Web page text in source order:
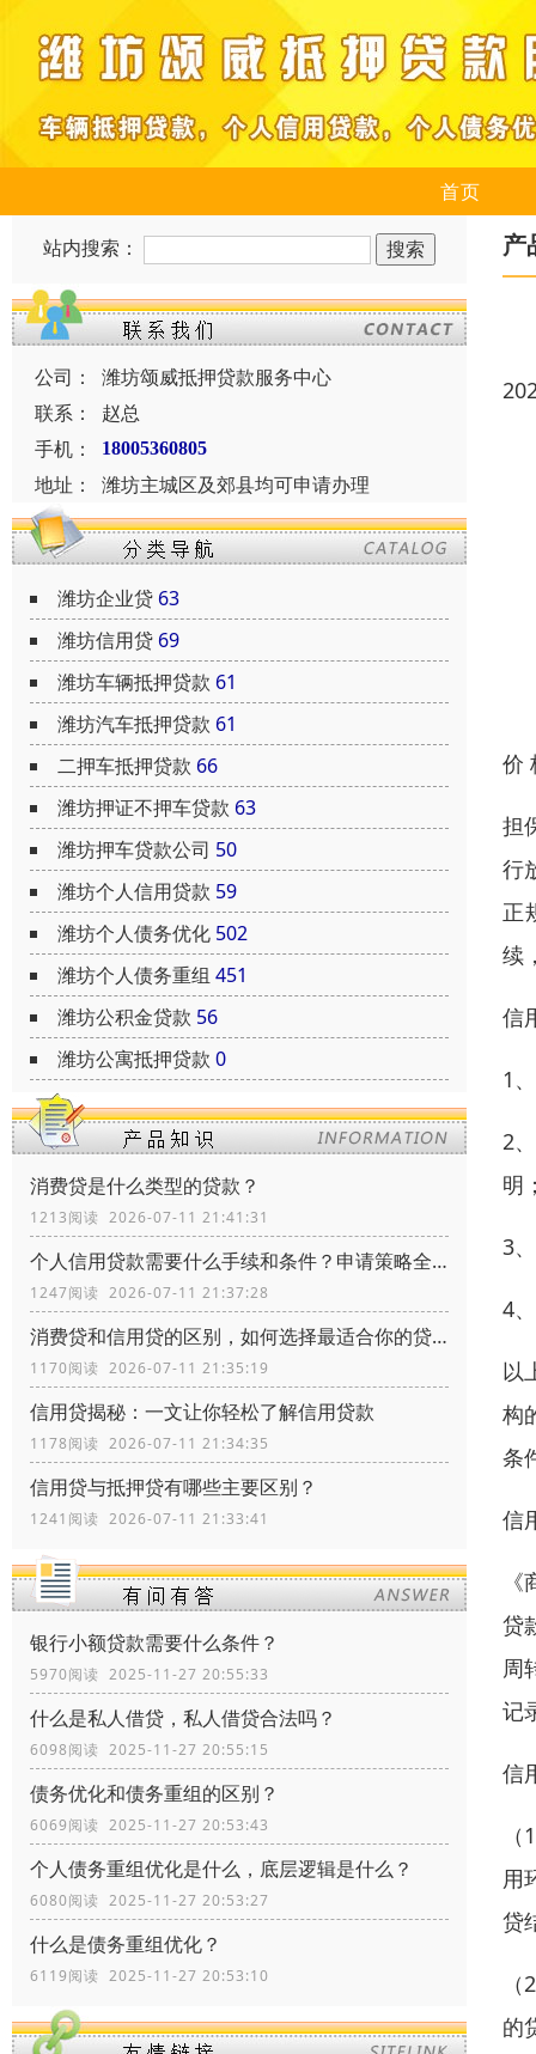
首页
站内搜索：
公司：
潍坊颂威抵押贷款服务中心
联系：
赵总
手机：
18005360805
地址： 潍坊主城区及郊县均可申请办理
潍坊企业贷 63
潍坊信用贷 69
潍坊车辆抵押贷款 61
潍坊汽车抵押贷款 61
二押车抵押贷款 66
潍坊押证不押车贷款 63
潍坊押车贷款公司 50
潍坊个人信用贷款 59
潍坊个人债务优化 502
潍坊个人债务重组 451
潍坊公积金贷款 56
潍坊公寓抵押贷款 0
消费贷是什么类型的贷款？
1213阅读 2026-07-11 21:41:31
个人信用贷款需要什么手续和条件？申请策略全流程指南
1247阅读 2026-07-11 21:37:28
消费贷和信用贷的区别，如何选择最适合你的贷款方式？
1170阅读 2026-07-11 21:35:19
信用贷揭秘：一文让你轻松了解信用贷款
1178阅读 2026-07-11 21:34:35
信用贷与抵押贷有哪些主要区别？
1241阅读 2026-07-11 21:33:41
银行小额贷款需要什么条件？
5970阅读 2025-11-27 20:55:33
什么是私人借贷，私人借贷合法吗？
6098阅读 2025-11-27 20:55:15
债务优化和债务重组的区别？
6069阅读 2025-11-27 20:53:43
个人债务重组优化是什么，底层逻辑是什么？
6080阅读 2025-11-27 20:53:27
什么是债务重组优化？
6119阅读 2025-11-27 20:53:10
产
价
担
行
正
续
信
1
2
明
3
4
以
构
条
信
贷
周
记
信
用
贷
的